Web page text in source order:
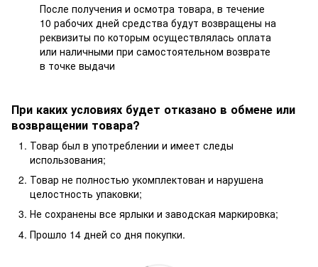
После получения и осмотра товара, в течение
10 рабочих дней средства будут возвращены на
реквизиты по которым осуществлялась оплата
или наличными при самостоятельном возврате
в точке выдачи
При каких условиях будет отказано в обмене или
возвращении товара?
Товар был в употреблении и имеет следы
использования;
Товар не полностью укомплектован и нарушена
целостность упаковки;
Не сохранены все ярлыки и заводская маркировка;
Прошло 14 дней со дня покупки.